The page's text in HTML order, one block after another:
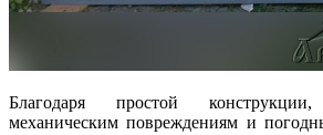
Благодаря простой
механическим повреждениям и